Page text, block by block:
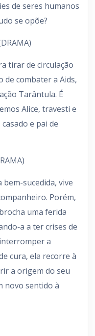
de seres humanos
se opõe?
tirar de circulação
combater a Aids,
Tarântula. É
Alice, travesti e
e pai de
sucedida, vive
Porém,
uma ferida
a a ter crises de
a
cura, ela recorre à
a origem do seu
novo sentido à